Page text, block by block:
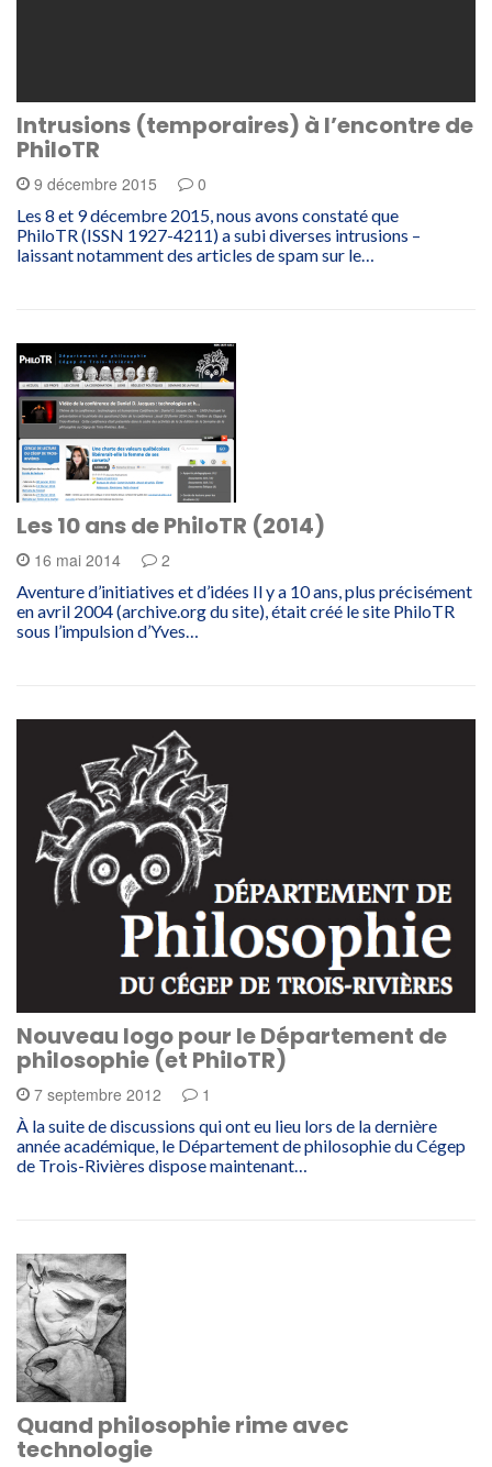
Intrusions (temporaires) à l’encontre de
PhiloTR
9 décembre 2015 0
Les 8 et 9 décembre 2015, nous avons constaté que
PhiloTR (ISSN 1927-4211) a subi diverses intrusions –
laissant notamment des articles de spam sur le…
Les 10 ans de PhiloTR (2014)
16 mai 2014 2
Aventure d’initiatives et d’idées Il y a 10 ans, plus précisément
en avril 2004 (archive.org du site), était créé le site PhiloTR
sous l’impulsion d’Yves…
Nouveau logo pour le Département de
philosophie (et PhiloTR)
7 septembre 2012 1
À la suite de discussions qui ont eu lieu lors de la dernière
année académique, le Département de philosophie du Cégep
de Trois-Rivières dispose maintenant…
Quand philosophie rime avec
technologie